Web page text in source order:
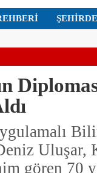
Altın
Dolar
Uluşar,
gören 70